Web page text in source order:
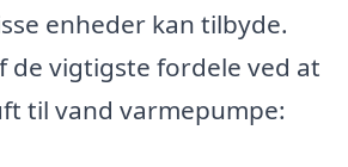
enheder kan tilbyde.
de vigtigste fordele ved at
til vand varmepumpe: